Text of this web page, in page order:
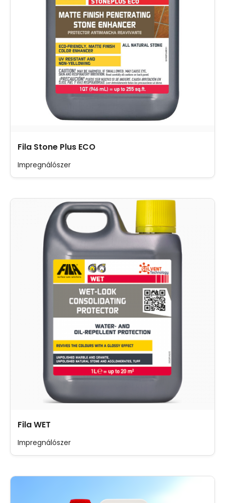
Fila Stone Plus ECO
Impregnálószer
Fila WET
Impregnálószer